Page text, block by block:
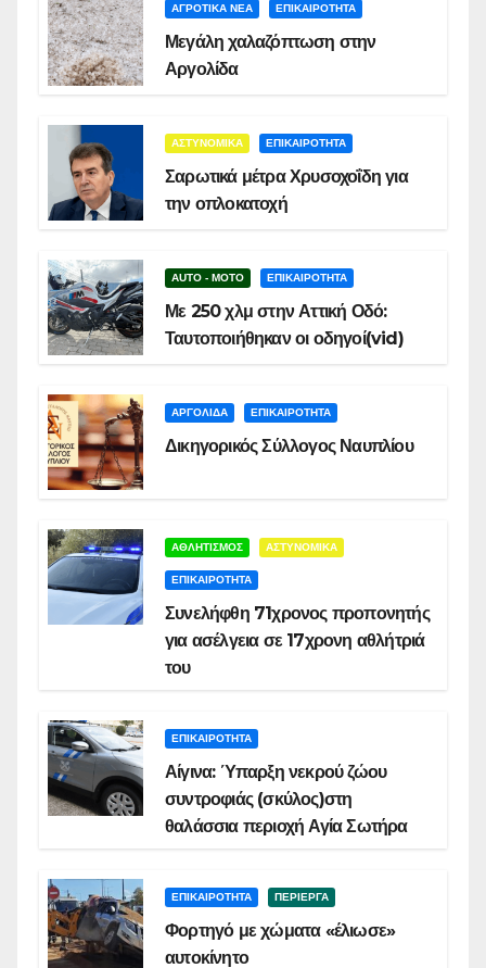
ΑΓΡΟΤΙΚΑ ΝΕΑ ΕΠΙΚΑΙΡΟΤΗΤΑ
Μεγάλη χαλαζόπτωση στην
Αργολίδα
ΑΣΤΥΝΟΜΙΚΑ ΕΠΙΚΑΙΡΟΤΗΤΑ
Σαρωτικά μέτρα Χρυσοχοΐδη για
την οπλοκατοχή
AUTO - MOTO ΕΠΙΚΑΙΡΟΤΗΤΑ
Με 250 χλμ στην Αττική Οδό:
Ταυτοποιήθηκαν οι οδηγοί(vid)
ΑΡΓΟΛΙΔΑ ΕΠΙΚΑΙΡΟΤΗΤΑ
Δικηγορικός Σύλλογος Ναυπλίου
ΑΘΛΗΤΙΣΜΟΣ ΑΣΤΥΝΟΜΙΚΑ
ΕΠΙΚΑΙΡΟΤΗΤΑ
Συνελήφθη 71χρονος προπονητής
για ασέλγεια σε 17χρονη αθλήτριά
του
ΕΠΙΚΑΙΡΟΤΗΤΑ
Αίγινα: Ύπαρξη νεκρού ζώου
συντροφιάς (σκύλος)στη
θαλάσσια περιοχή Αγία Σωτήρα
ΕΠΙΚΑΙΡΟΤΗΤΑ ΠΕΡΙΕΡΓΑ
Φορτηγό με χώματα «έλιωσε»
αυτοκίνητο